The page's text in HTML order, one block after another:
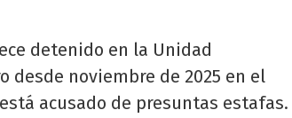
detenido en la Unidad
desde noviembre de 2025 en el
acusado de presuntas estafas.